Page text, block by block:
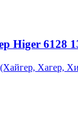
Higer 6128
Хагер,